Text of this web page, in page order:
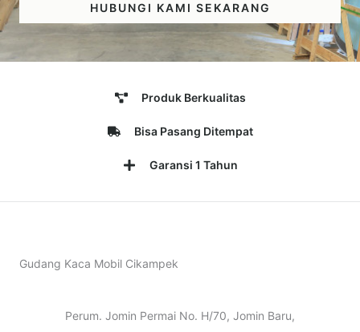
HUBUNGI KAMI SEKARANG
Produk Berkualitas
Bisa Pasang Ditempat
Garansi 1 Tahun
Gudang Kaca Mobil Cikampek
Perum. Jomin Permai No. H/70, Jomin Baru,